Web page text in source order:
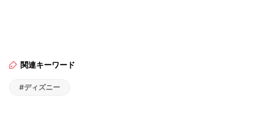
関連キーワード
#ディズニー